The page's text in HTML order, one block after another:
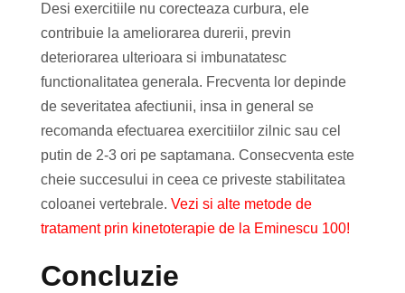
Desi exercitiile nu corecteaza curbura, ele
contribuie la ameliorarea durerii, previn
deteriorarea ulterioara si imbunatatesc
functionalitatea generala. Frecventa lor depinde
de severitatea afectiunii, insa in general se
recomanda efectuarea exercitiilor zilnic sau cel
putin de 2-3 ori pe saptamana. Consecventa este
cheie succesului in ceea ce priveste stabilitatea
coloanei vertebrale. Vezi si alte metode de
tratament prin kinetoterapie de la Eminescu 100!
Concluzie